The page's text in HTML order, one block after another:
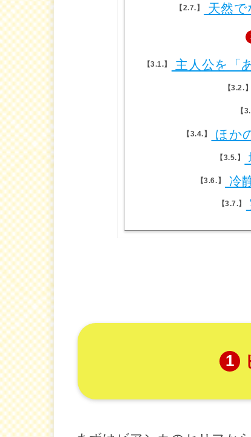
2.7. 天然
3.1. 主人公を「
3.2.
3.4. ほか
3.5.
3.6. 冷
3.7.